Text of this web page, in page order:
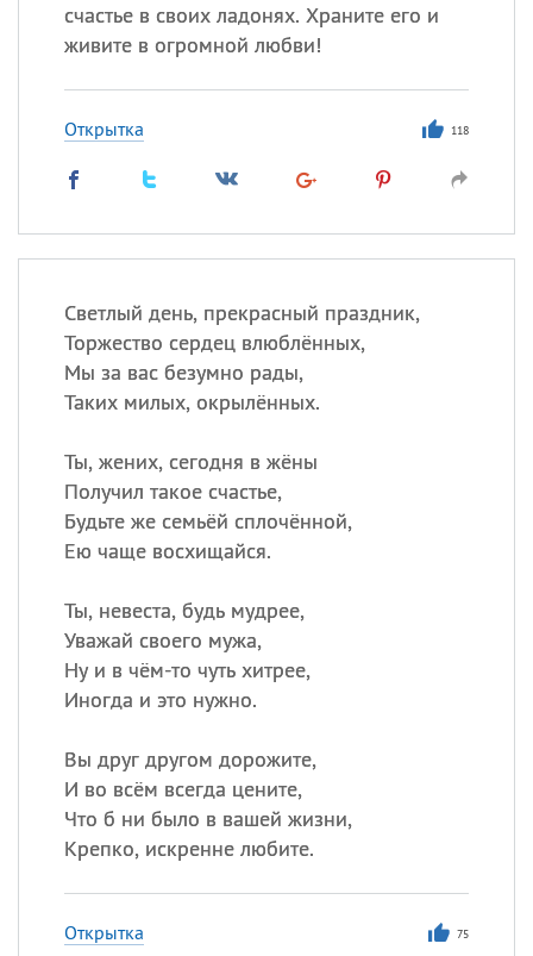
счастье в своих ладонях. Храните его и
живите в огромной любви!
Открытка 118
Светлый день, прекрасный праздник,
Торжество сердец влюблённых,
Мы за вас безумно рады,
Таких милых, окрылённых.
Ты, жених, сегодня в жёны
Получил такое счастье,
Будьте же семьёй сплочённой,
Ею чаще восхищайся.
Ты, невеста, будь мудрее,
Уважай своего мужа,
Ну и в чём-то чуть хитрее,
Иногда и это нужно.
Вы друг другом дорожите,
И во всём всегда цените,
Что б ни было в вашей жизни,
Крепко, искренне любите.
Открытка 75